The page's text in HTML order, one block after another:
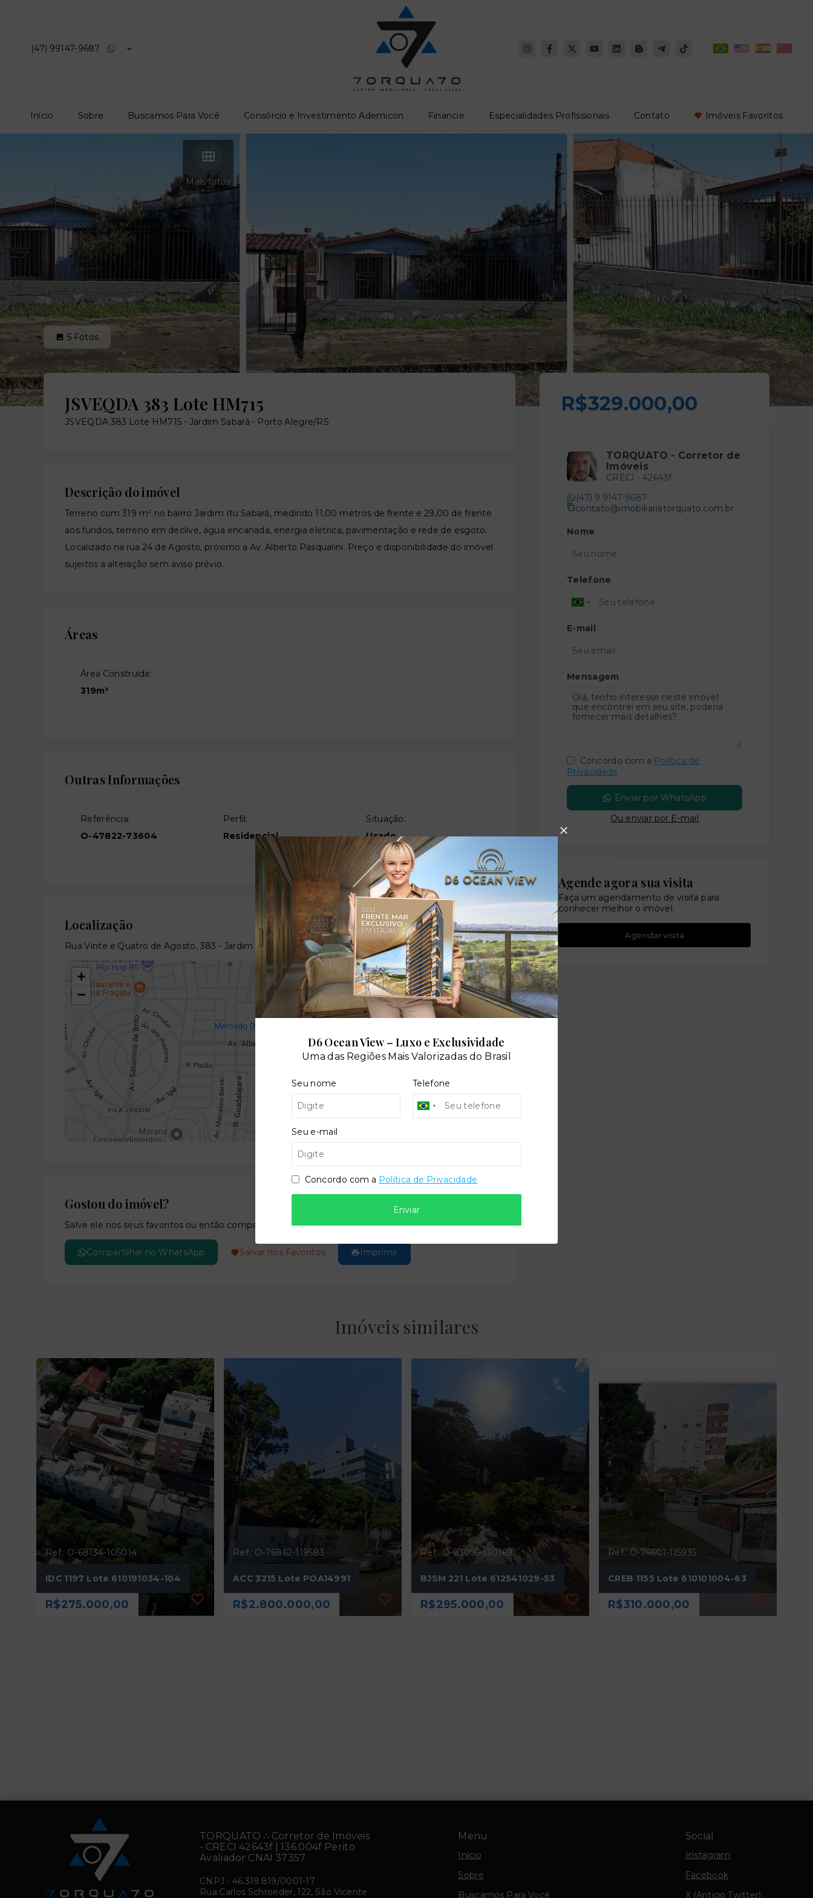
(47) 99147-9687
Início Sobre Buscamos Para Você Consórcio e Investimento Ademicon Financie Especialidades Profissionais Contato Imóveis Favoritos
Mais fotos
5 Fotos
JSVEQDA 383 Lote HM715
JSVEQDA 383 Lote HM715 - Jardim Sabará - Porto Alegre/RS
Descrição do imóvel
Terreno com 319 m² no bairro Jardim Itu Sabará, medindo 11,00 metros de frente e 29,00 de frente
aos fundos, terreno em declive, água encanada, energia elétrica, pavimentação e rede de esgoto.
Localizado na rua 24 de Agosto, próximo a Av. Alberto Pasqualini. Preço e disponibilidade do imóvel
sujeitos a alteração sem aviso prévio.
Áreas
Área Construida:
319m²
Outras Informações
Referência:
O-47822-73604
Perfil:
Residencial
Situação:
Usado
Localização
Rua Vinte e Quatro de Agosto, 383 - Jardim Sabará - Porto Alegre/RS - 91215-280
+
−
Gostou do imóvel?
Salve ele nos seus favoritos ou então compartilhe com alguém no WhatsApp:
Compartilhar no WhatsApp Salvar nos Favoritos Imprimir
R$329.000,00
TORQUATO - Corretor de
Imóveis
CRECI - 42643f
(47) 9 9147-9687
contato@imobiliariatorquato.com.br
Nome
Telefone
E-mail
Mensagem
Concordo com a Política de
Privacidade
Enviar por WhatsApp
Ou enviar por E-mail
Agende agora sua visita
Faça um agendamento de visita para
conhecer melhor o imóvel.
Agendar visita
Imóveis similares
Ref.: O-68134-105014
IDC 1197 Lote 610191034-104
R$275.000,00
Ref.: O-76862-119583
ACC 3215 Lote POA14991
R$2.800.000,00
Ref.: O-83056-130169
BJSM 221 Lote 612541029-53
R$295.000,00
Ref.: O-74601-115935
CREB 1155 Lote 610101004-63
R$310.000,00
Menu
Início
Sobre
Buscamos Para Você
Social
Instagram
Facebook
X (Antigo Twitter)
TORQUATO ∴ Corretor de Imóveis
- CRECI 42643f | 136.004f Perito
Avaliador CNAI 37357
CNPJ - 46.319.819/0001-17
Rua Carlos Schroeder, 122, São Vicente
D6 Ocean View – Luxo e Exclusividade
Uma das Regiões Mais Valorizadas do Brasil
Seu nome Telefone
Seu e-mail
Concordo com a Política de Privacidade
Enviar